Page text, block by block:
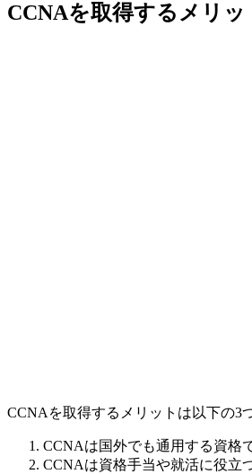
CCNAを取得するメリッ
CCNAを取得するメリットは以下の3
CCNAは国外でも通用する資格
CCNAは資格手当や就活に役立